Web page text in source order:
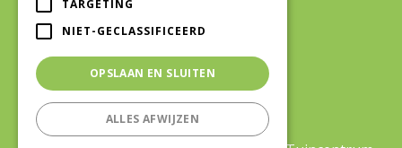
Veilig winkelen
TARGETING
NIET-GECLASSIFICEERD
OPSLAAN EN SLUITEN
ALLES AFWIJZEN